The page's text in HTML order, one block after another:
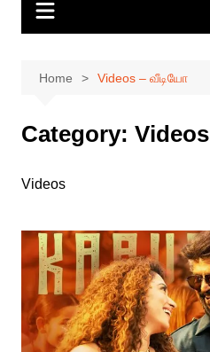
Home Videos – வீடியோ
Category:
Videos